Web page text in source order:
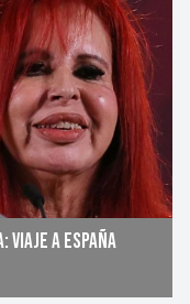
VIAJE A ESPAÑA